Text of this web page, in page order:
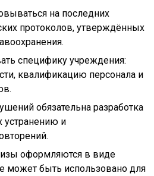
на последних
протоколов, утверждённых
специфику учреждения:
квалификацию персонала и
обязательна разработка
устранению и
оформляются в виде
может быть использовано для